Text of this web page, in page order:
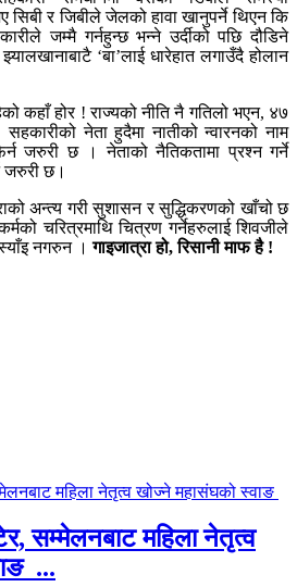
सिबी र जिबीले जेलको हावा खानुपर्ने थिएन कि
जम्मै गर्नहुन्छ भन्ने उर्दीको पछि दौडिने
‘बा’लाई धारेहात लगाउँदै होलान
कहाँ होर ! राज्यको नीति नै गतिलो भएन, ४७
नेता हुदैमा नातीको न्वारनको नाम
जरुरी छ । नेताको नैतिकतामा प्रश्न गर्ने
जरुरी छ।
अन्त्य गरी सुशासन र सुद्धिकरणको खाँचो छ
चरित्रमाथि चित्रण गर्नेहरुलाई शिवजीले
नगरुन ।गाइजात्रा हो, रिसानी माफ है !
सम्मेलनबाट महिला नेतृत्व
...